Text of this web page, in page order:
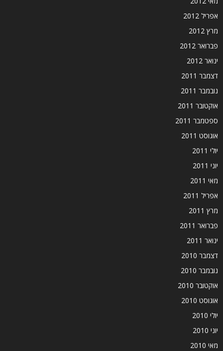
אפריל 2012
מרץ 2012
פברואר 2012
ינואר 2012
דצמבר 2011
נובמבר 2011
אוקטובר 2011
ספטמבר 2011
אוגוסט 2011
יולי 2011
יוני 2011
מאי 2011
אפריל 2011
מרץ 2011
פברואר 2011
ינואר 2011
דצמבר 2010
נובמבר 2010
אוקטובר 2010
אוגוסט 2010
יולי 2010
יוני 2010
מאי 2010